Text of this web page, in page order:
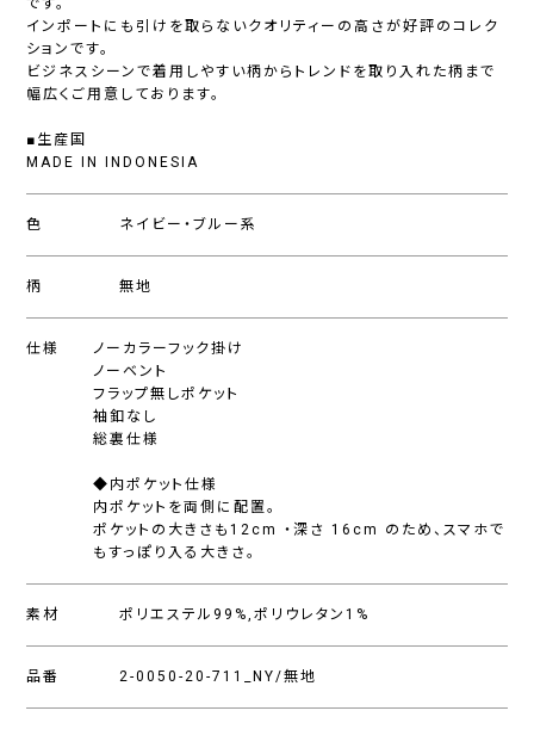
です。
インポートにも引けを取らないクオリティーの高さが好評のコレク
ションです。
ビジネスシーンで着用しやすい柄からトレンドを取り入れた柄まで
幅広くご用意しております。
■生産国
MADE IN INDONESIA
色 ネイビー・ブルー系
柄 無地
仕様
ノーカラーフック掛け
ノーベント
フラップ無しポケット
袖釦なし
総裏仕様
◆内ポケット仕様
内ポケットを両側に配置。
ポケットの大きさも12cm ・深さ 16cm のため、スマホで
もすっぽり入る大きさ。
素材 ポリエステル99%,ポリウレタン1%
品番 2-0050-20-711_NY/無地